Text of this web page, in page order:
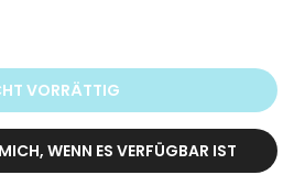
VORRÄTTIG
WENN ES VERFÜGBAR IST